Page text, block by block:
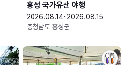
홍성 국가유산 야행
2026.08.14~2026.08.15
충청남도 홍성군